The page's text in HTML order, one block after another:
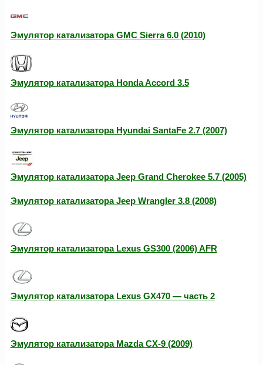
Эмулятор катализатора GMC Sierra 6.0 (2010)
Эмулятор катализатора Honda Accord 3.5
Эмулятор катализатора Hyundai SantaFe 2.7 (2007)
Эмулятор катализатора Jeep Grand Cherokee 5.7 (2005)
Эмулятор катализатора Jeep Wrangler 3.8 (2008)
Эмулятор катализатора Lexus GS300 (2006) AFR
Эмулятор катализатора Lexus GX470 — часть 2
Эмулятор катализатора Mazda CX-9 (2009)